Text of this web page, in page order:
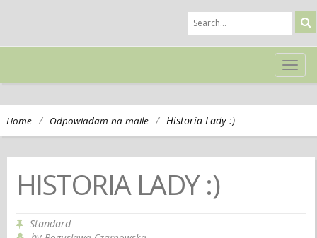
Home / Odpowiadam na maile / Historia Lady :)
HISTORIA LADY :)
Standard